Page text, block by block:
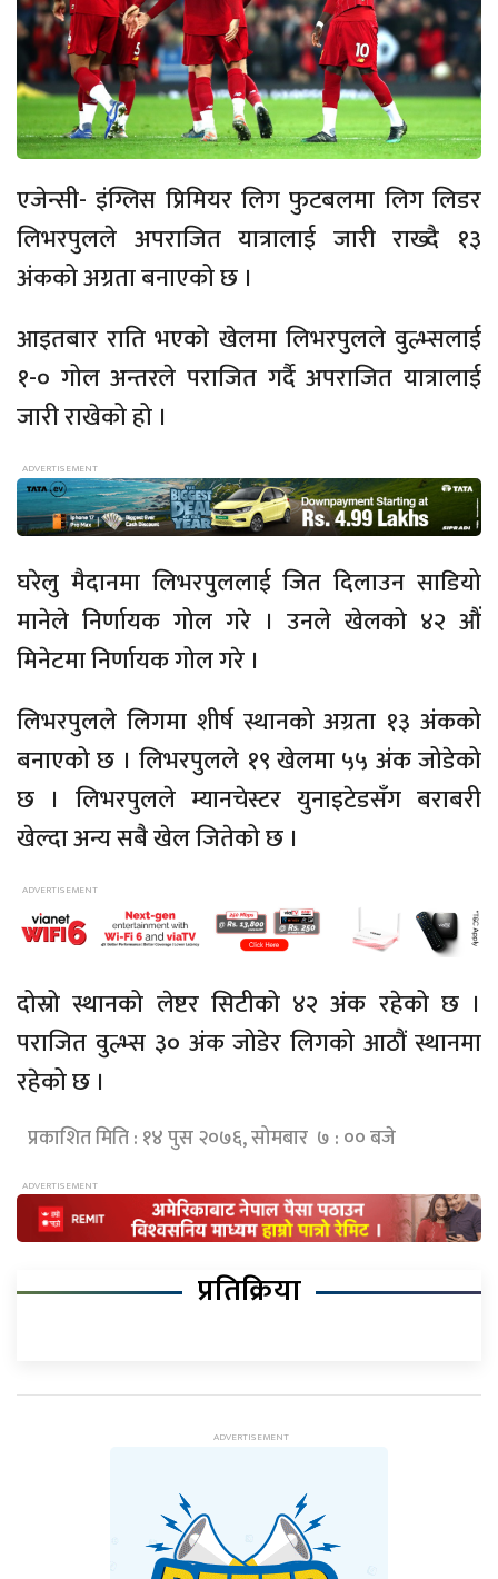
एजेन्सी- इंग्लिस प्रिमियर लिग फुटबलमा लिग लिडर
लिभरपुलले अपराजित यात्रालाई जारी राख्दै १३
अंकको अग्रता बनाएको छ ।
आइतबार राति भएको खेलमा लिभरपुलले वुल्भ्सलाई
१-० गोल अन्तरले पराजित गर्दै अपराजित यात्रालाई
जारी राखेको हो ।
घरेलु मैदानमा लिभरपुललाई जित दिलाउन साडियो
मानेले निर्णायक गोल गरे । उनले खेलको ४२ औं
मिनेटमा निर्णायक गोल गरे ।
लिभरपुलले लिगमा शीर्ष स्थानको अग्रता १३ अंकको
बनाएको छ । लिभरपुलले १९ खेलमा ५५ अंक जोडेको
छ । लिभरपुलले म्यानचेस्टर युनाइटेडसँग बराबरी
खेल्दा अन्य सबै खेल जितेको छ ।
दोस्रो स्थानको लेष्टर सिटीको ४२ अंक रहेको छ ।
पराजित वुल्भ्स ३० अंक जोडेर लिगको आठौं स्थानमा
रहेको छ ।
प्रकाशित मिति : १४ पुस २०७६, सोमबार ७ : ०० बजे
प्रतिक्रिया